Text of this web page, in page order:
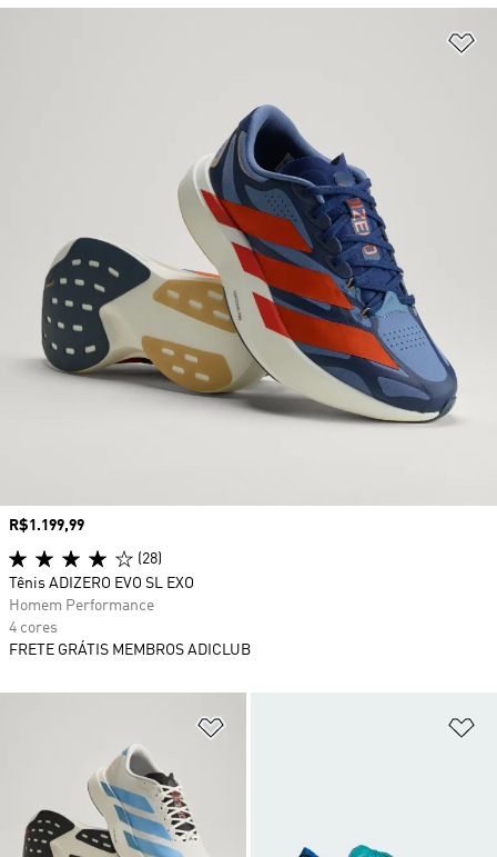
Preço
R$1.199,99
(28)
Tênis ADIZERO EVO SL EXO
Homem Performance
4 cores
FRETE GRÁTIS MEMBROS ADICLUB